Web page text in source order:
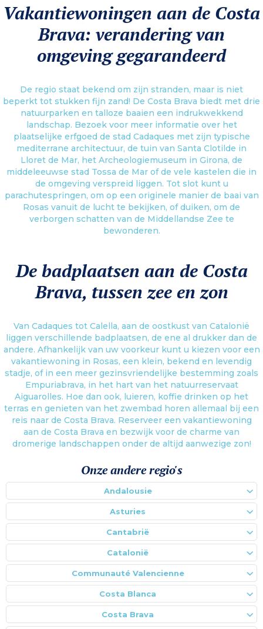
Vakantiewoningen aan de Costa
Brava: verandering van
omgeving gegarandeerd
De regio staat bekend om zijn stranden, maar is niet
beperkt tot stukken fijn zand! De Costa Brava biedt met drie
natuurparken en talloze baaien een indrukwekkend
landschap. Bezoek voor meer informatie over het
plaatselijke erfgoed de stad Cadaques met zijn typische
mediterrane architectuur, de tuin van Santa Clotilde in
Lloret de Mar, het Archeologiemuseum in Girona, de
middeleeuwse stad Tossa de Mar of de vele kastelen die in
de omgeving verspreid liggen. Tot slot kunt u
parachutespringen, om op een originele manier de baai van
Rosas vanuit de lucht te bekijken, of duiken, om de
verborgen schatten van de Middellandse Zee te
bewonderen.
De badplaatsen aan de Costa
Brava, tussen zee en zon
Van Cadaques tot Calella, aan de oostkust van Catalonië
liggen verschillende badplaatsen, de ene al drukker dan de
andere. Afhankelijk van uw voorkeur kunt u kiezen voor een
vakantiewoning in Rosas, een klein, bekend en levendig
stadje, of in een meer gezinsvriendelijke bestemming zoals
Empuriabrava, in het hart van het natuurreservaat
Aiguarolles. Hoe dan ook, luieren, koffie drinken op het
terras en genieten van het zwembad horen allemaal bij een
reis naar de Costa Brava. Reserveer een vakantiewoning
aan de Costa Brava en bezwijk voor de charme van
dromerige landschappen onder de altijd aanwezige zon!
Onze andere regio's
Andalousie
Asturies
Cantabrië
Catalonië
Communauté Valencienne
Costa Blanca
Costa Brava